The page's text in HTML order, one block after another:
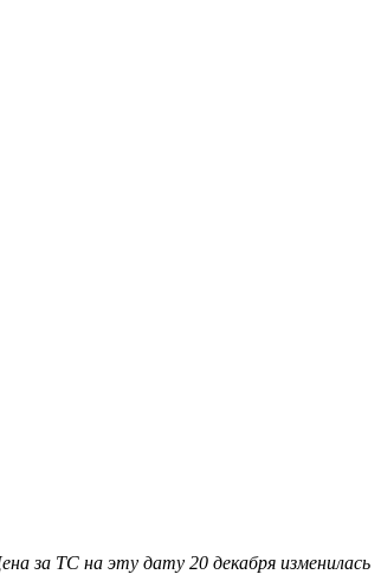
за TC на эту дату 20 декабря изменилась